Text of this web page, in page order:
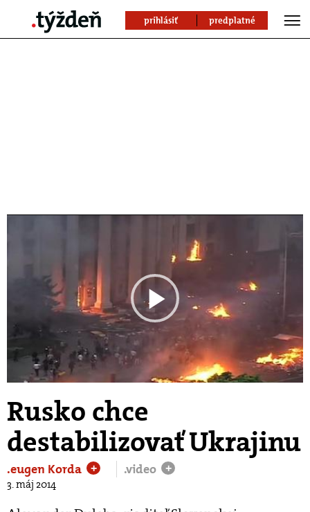
prihlásiť predplatné
Play
Video
Rusko chce
destabilizovať Ukrajinu
.eugen Korda + .video +
3. máj 2014